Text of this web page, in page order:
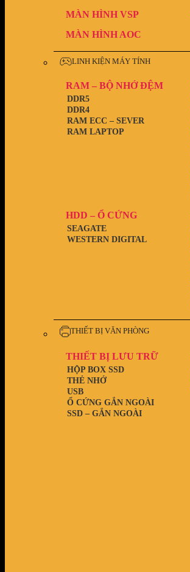
MÀN HÌNH VSP
MÀN HÌNH AOC
LINH KIỆN MÁY TÍNH
RAM – BỘ NHỚ ĐỆM
RAM LAPTOP
RAM ECC – SEVER
DDR4
DDR5
HDD – Ổ CỨNG
WESTERN DIGITAL
SEAGATE
THIẾT BỊ VĂN PHÒNG
THIẾT BỊ LƯU TRỮ
SSD – GẮN NGOÀI
Ổ CỨNG GẮN NGOÀI
USB
THẺ NHỚ
HỘP BOX SSD